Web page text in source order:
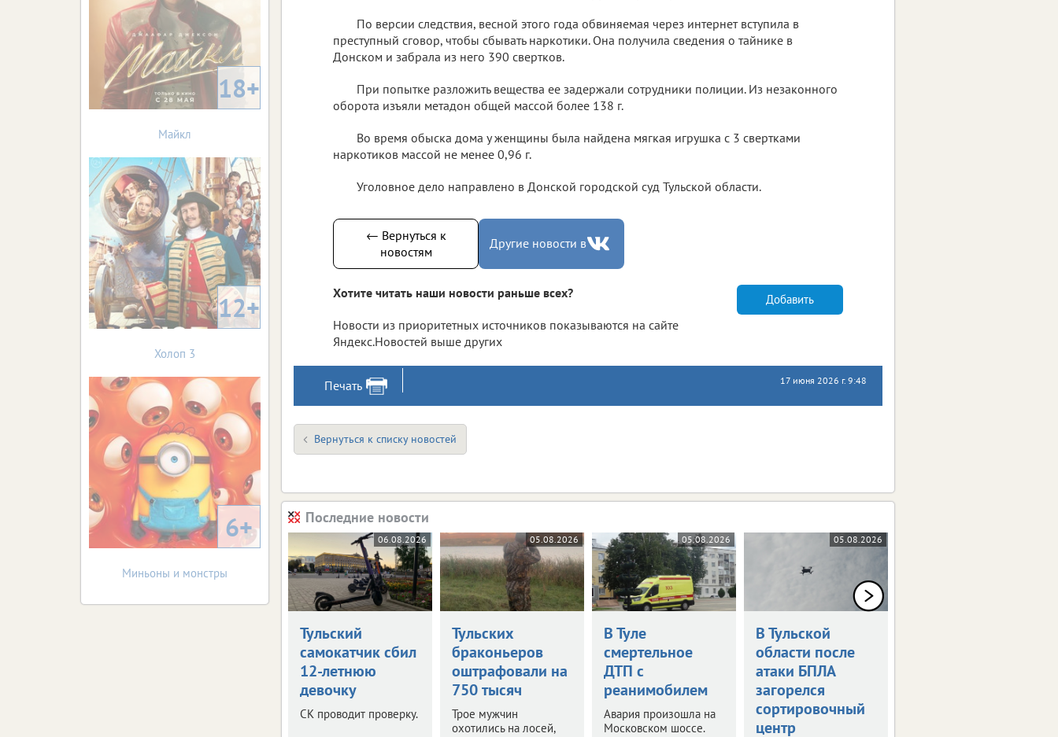
По версии следствия, весной этого года обвиняемая через интернет вступила в
преступный сговор, чтобы сбывать наркотики. Она получила сведения о тайнике в
Донском и забрала из него 390 свертков.
При попытке разложить вещества ее задержали сотрудники полиции. Из незаконного
оборота изъяли метадон общей массой более 138 г.
Во время обыска дома у женщины была найдена мягкая игрушка с 3 свертками
наркотиков массой не менее 0,96 г.
Уголовное дело направлено в Донской городской суд Тульской области.
← Вернуться к
новостям
Другие новости в
Хотите читать наши новости раньше всех?
Новости из приоритетных источников показываются на сайте
Яндекс.Новостей выше других
Добавить
Печать 17 июня 2026 г. 9:48
Вернуться к списку новостей
Последние новости
06.08.2026
Тульский
самокатчик сбил
12-летнюю
девочку
СК проводит проверку.
05.08.2026
Тульских
браконьеров
оштрафовали на
750 тысяч
Трое мужчин
охотились на лосей,
05.08.2026
В Туле
смертельное
ДТП с
реанимобилем
Авария произошла на
Московском шоссе.
05.08.2026
В Тульской
области после
атаки БПЛА
загорелся
сортировочный
центр
18+
Майкл
12+
Холоп 3
6+
Миньоны и монстры